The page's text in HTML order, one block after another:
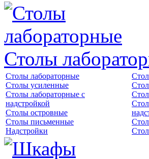
Столы
Столы лабораторные
Столы усиленные
Столы лабораторные с
надстройкой
Столы островные
Столы письменные
Надстройки